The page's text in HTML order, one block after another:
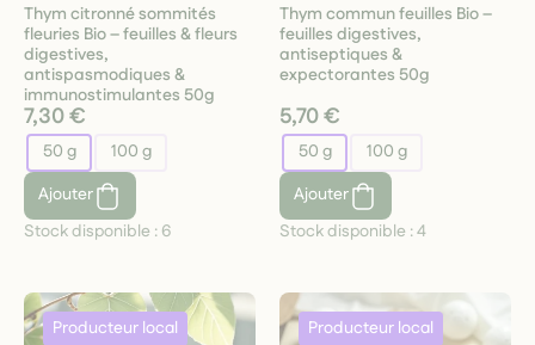
Thym citronné sommités
fleuries Bio – feuilles & fleurs
digestives,
antispasmodiques &
immunostimulantes 50g
7,30 €
50 g
100 g
Ajouter
Stock disponible : 6
Thym commun feuilles Bio –
feuilles digestives,
antiseptiques &
expectorantes 50g
5,70 €
50 g
100 g
Ajouter
Stock disponible :4